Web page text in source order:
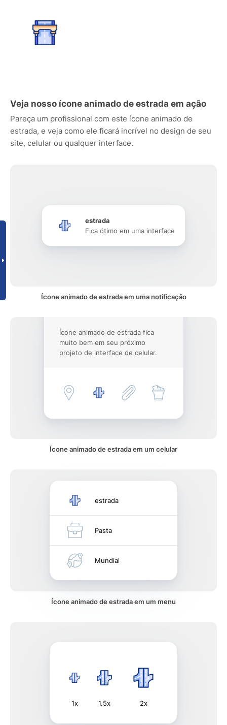
Veja nosso ícone animado de estrada em ação
Pareça um profissional com este ícone animado de
estrada, e veja como ele ficará incrível no design de seu
site, celular ou qualquer interface.
estrada
Fica ótimo em uma interface
Ícone animado de estrada em uma notificação
Ícone animado de estrada fica
muito bem em seu próximo
projeto de interface de celular.
Ícone animado de estrada em um celular
estrada
Pasta
Mundial
Ícone animado de estrada em um menu
1x 1.5x 2x